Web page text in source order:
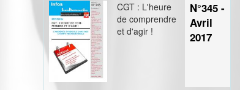
CGT : L'heure
de comprendre
et d'agir !
N°345 -
Avril
2017